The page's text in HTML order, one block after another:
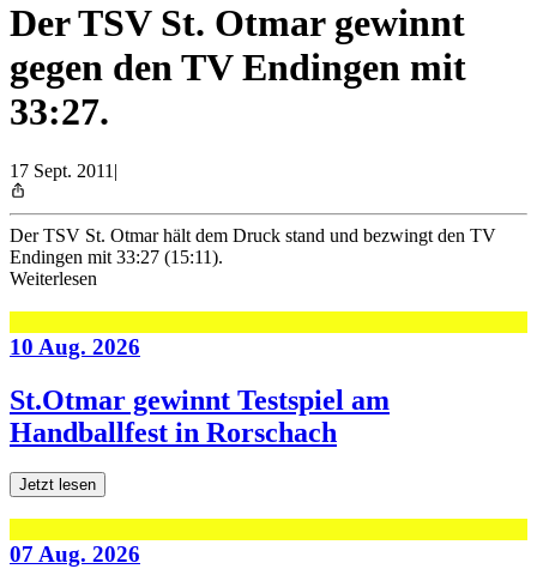
Der TSV St. Otmar gewinnt
gegen den TV Endingen mit
33:27.
17 Sept. 2011 |
Der TSV St. Otmar hält dem Druck stand und bezwingt den TV
Endingen mit 33:27 (15:11).
Weiterlesen
10 Aug. 2026
St.Otmar gewinnt Testspiel am
Handballfest in Rorschach
Jetzt lesen
07 Aug. 2026